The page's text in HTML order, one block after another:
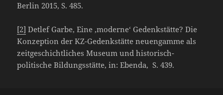
Berlin 2015, S. 485.
[2] Detlef Garbe, Eine ‚moderne‘ Gedenkstätte? Die
Konzeption der KZ-Gedenkstätte neuengamme als
zeitgeschichtliches Museum und historisch-
politische Bildungsstätte, in: Ebenda, S. 439.